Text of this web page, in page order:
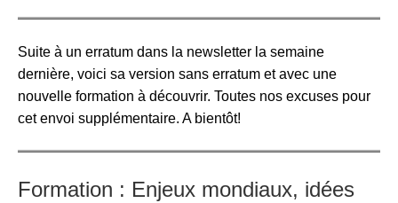
Suite à un erratum dans la newsletter la semaine
dernière, voici sa version sans erratum et avec une
nouvelle formation à découvrir. Toutes nos excuses pour
cet envoi supplémentaire. A bientôt!
Formation : Enjeux mondiaux, idées